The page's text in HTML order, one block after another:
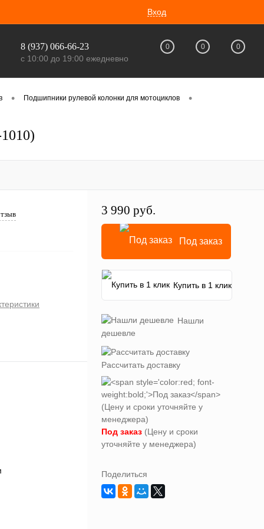
Вход
8 (937) 066-66-23
с 10:00 до 19:00 ежедневно
0 0 0
• Подшипники рулевой колонки для мотоциклов •
3 990 руб.
Под заказ
Купить в 1 клик
Нашли
дешевле
Рассчитать доставку
Под заказ (Цену и сроки
уточняйте у менеджера)
Поделиться